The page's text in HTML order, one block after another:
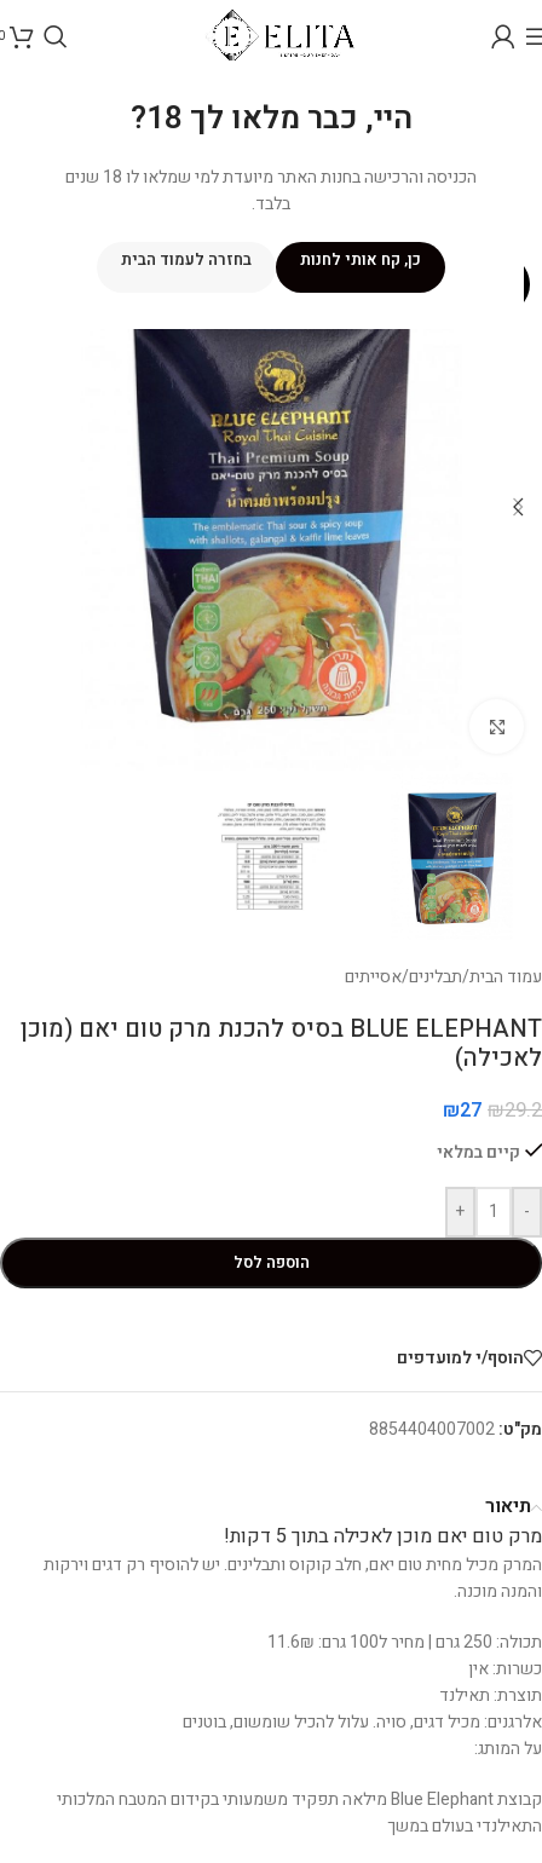
היי, כבר מלאו לך 18?
הכניסה והרכישה בחנות האתר מיועדת למי שמלאו לו 18 שנים
בלבד.
כן, קח אותי לחנות בחזרה לעמוד הבית
עמוד הבית/תבלינים/אסייתים
BLUE ELEPHANT בסיס להכנת מרק טום יאם (מוכן
לאכילה)
₪29.2
₪27
קיים במלאי
-
+
הוספה לסל
הוסף/י למועדפים
מק"ט:8854404007002
תיאור
מרק טום יאם מוכן לאכילה בתוך 5 דקות!
המרק מכיל מחית טום יאם, חלב קוקוס ותבלינים. יש להוסיף רק דגים וירקות
והמנה מוכנה.
תכולה: 250 גרם | מחיר ל100 גרם: 11.6₪
כשרות: אין
תוצרת: תאילנד
אלרגנים: מכיל דגים, סויה. עלול להכיל שומשום, בוטנים
על המותג:
קבוצת Blue Elephant מילאה תפקיד משמעותי בקידום המטבח המלכותי
התאילנדי בעולם במשך